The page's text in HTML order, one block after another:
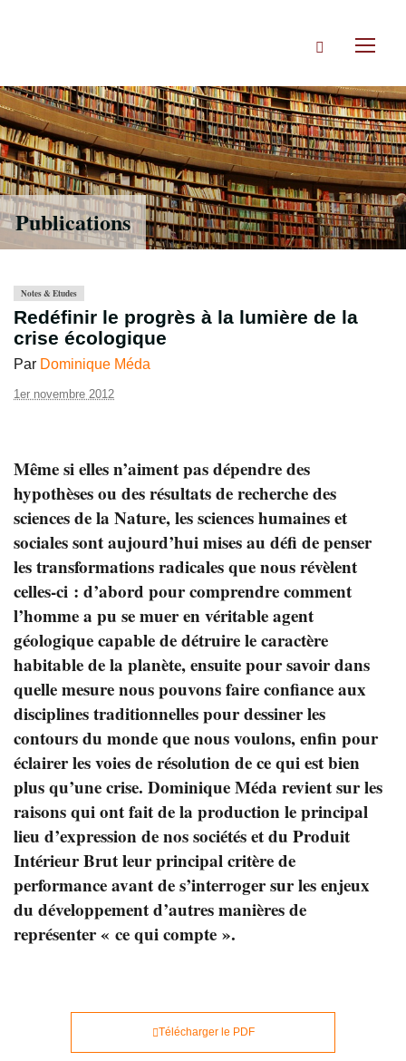
Rechercher
Publications
Notes & Etudes
Redéfinir le progrès à la lumière de la
crise écologique
Par Dominique Méda
1er novembre 2012
Même si elles n’aiment pas dépendre des
hypothèses ou des résultats de recherche des
sciences de la Nature, les sciences humaines et
sociales sont aujourd’hui mises au défi de penser
les transformations radicales que nous révèlent
celles-ci : d’abord pour comprendre comment
l’homme a pu se muer en véritable agent
géologique capable de détruire le caractère
habitable de la planète, ensuite pour savoir dans
quelle mesure nous pouvons faire confiance aux
disciplines traditionnelles pour dessiner les
contours du monde que nous voulons, enfin pour
éclairer les voies de résolution de ce qui est bien
plus qu’une crise. Dominique Méda revient sur les
raisons qui ont fait de la production le principal
lieu d’expression de nos sociétés et du Produit
Intérieur Brut leur principal critère de
performance avant de s’interroger sur les enjeux
du développement d’autres manières de
représenter « ce qui compte ».
Télécharger le PDF